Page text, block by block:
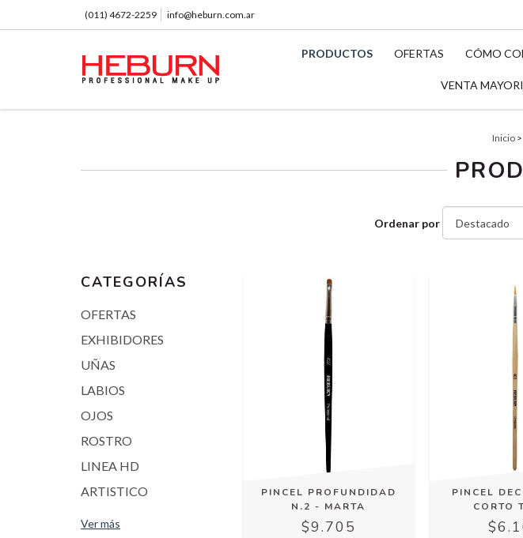
(011) 4672-2259 info@heburn.com.ar
PRODUCTOS OFERTAS CÓMO
VENTA
Inicio >
Ordenar por
CATEGORÍAS
OFERTAS
EXHIBIDORES
UÑAS
LABIOS
OJOS
ROSTRO
LINEA HD
ARTISTICO
Ver más
PINCEL PROFUNDIDAD
N.2 - MARTA
$9.705
PINCEL
CORTO